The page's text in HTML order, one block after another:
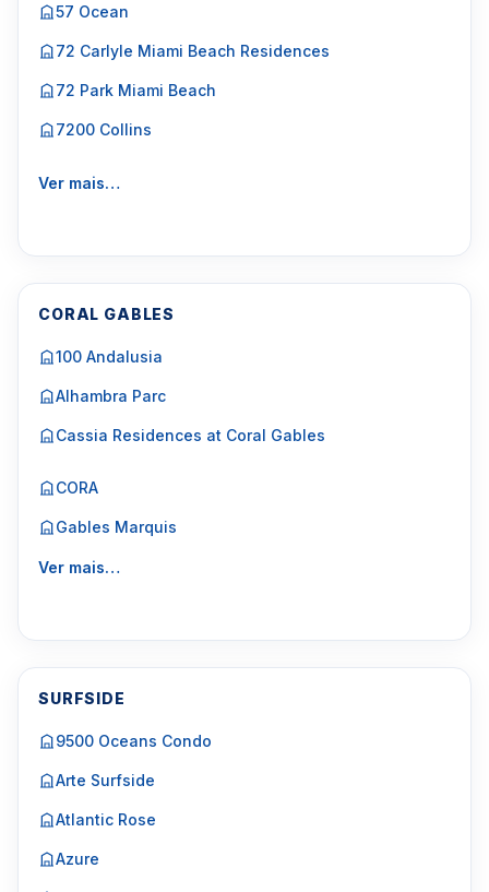
57 Ocean
72 Carlyle Miami Beach Residences
72 Park Miami Beach
7200 Collins
Ver mais…
CORAL GABLES
100 Andalusia
Alhambra Parc
Cassia Residences at Coral Gables
CORA
Gables Marquis
Ver mais…
SURFSIDE
9500 Oceans Condo
Arte Surfside
Atlantic Rose
Azure